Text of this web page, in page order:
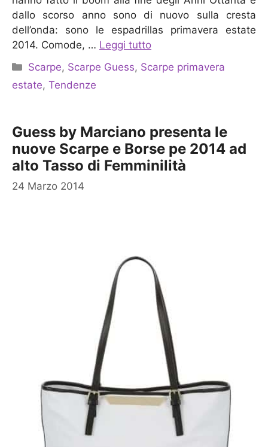
dallo scorso anno sono di nuovo sulla cresta
dell’onda: sono le espadrillas primavera estate
2014. Comode, … Leggi tutto
Categorie
Scarpe, Scarpe Guess, Scarpe primavera
estate, Tendenze
Guess by Marciano presenta le
nuove Scarpe e Borse pe 2014 ad
alto Tasso di Femminilità
24 Marzo 2014